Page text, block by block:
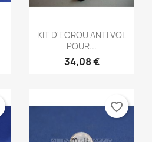
Aperçu rapide
KIT D'ECROU ANTI VOL
POUR...
34,08 €
favorite_border